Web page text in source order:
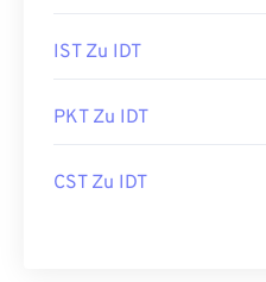
IST Zu IDT
PKT Zu IDT
CST Zu IDT